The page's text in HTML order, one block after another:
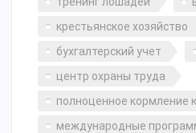
крестьянское хозяйство
бухгалтерский учет
центр охраны труда
полноценное кормление
международные